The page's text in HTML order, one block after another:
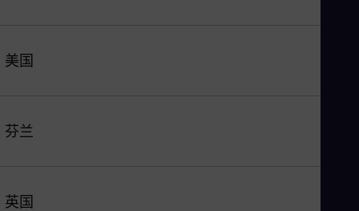
美国
芬兰
英国